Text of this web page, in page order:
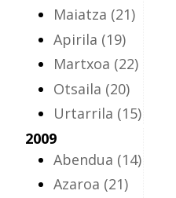
Maiatza (21)
Apirila (19)
Martxoa (22)
Otsaila (20)
Urtarrila (15)
2009
Abendua (14)
Azaroa (21)